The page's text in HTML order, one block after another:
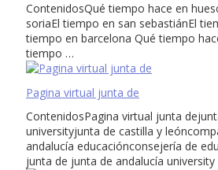
ContenidosQué tiempo hace en
soriaEl tiempo en san sebastiánEl
tiempo en barcelona Qué tiempo
tiempo …
Pagina virtual junta de
ContenidosPagina virtual junta
universityjunta de castilla y
andalucía educaciónconsejería de
junta de junta de andalucía